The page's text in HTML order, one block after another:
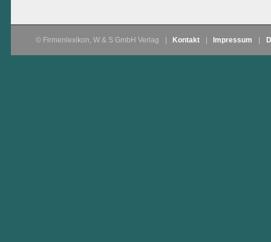
© Firmenlexikon, W & S GmbH Verlag Kontakt Impressum